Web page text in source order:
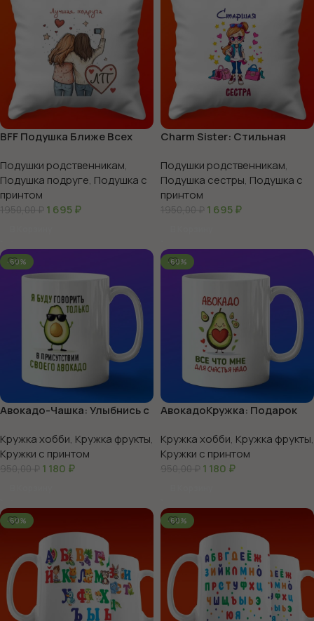
BFF Подушка Ближе Всех
Подушки родственникам,
Подушка подруге, Подушка с
принтом
1950,00₽ 1 695₽
Charm Sister: Стильная
Подушки родственникам,
Подушка сестры, Подушка с
принтом
1950,00₽ 1 695₽
-60%
Авокадо-Чашка: Улыбнись с
Кружка хобби, Кружка фрукты,
Кружки с принтом
950,00₽ 1 180 ₽
-60%
АвокадоКружка: Подарок
Кружка хобби, Кружка фрукты,
Кружки с принтом
950,00₽ 1 180 ₽
-60% -60%